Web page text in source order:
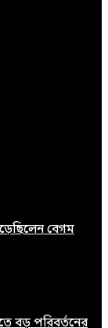
বেগম
বড় পরিবর্তনের